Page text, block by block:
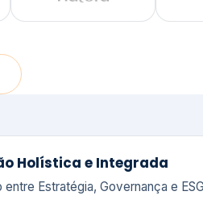
Holística e Integrada
entre Estratégia, Governança e ESG.
com Padrões
à prática, dominamos as
mais exigentes do mercado